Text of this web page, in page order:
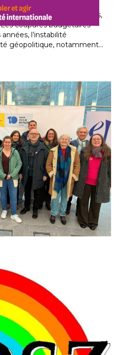
des difficultés profondes,
coupures budgétaires
l’instabilité
géopolitique, notamment…
: un échange croisé
d’approche
a mené un projet Erasmus
et centré sur l'éducation
entre la France…